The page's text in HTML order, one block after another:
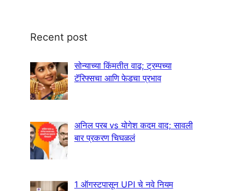
Recent post
सोन्याच्या किंमतीत वाढ; ट्रम्पच्या
टॅरिफ्सचा आणि फेडचा प्रभाव
अनिल परब vs योगेश कदम वाद; सावली
बार प्रकरण चिघळलं
1 ऑगस्टपासून UPI चे नवे नियम